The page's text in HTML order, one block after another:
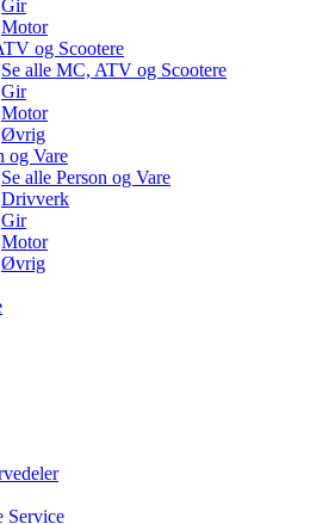
Gir
Motor
og Scootere
Se alle MC, ATV og Scootere
Gir
Motor
Øvrig
og Vare
Se alle Person og Vare
Drivverk
Gir
Motor
Øvrig
Service